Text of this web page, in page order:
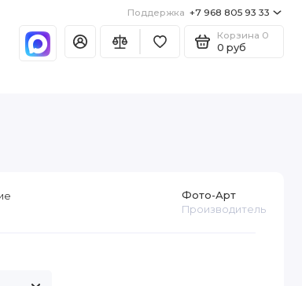
Поддержка +7 968 805 93 33
Корзина 0
0 руб
Фото-Арт
Производитель